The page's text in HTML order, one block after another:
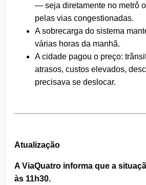
— seja diretamente no metrô
pelas vias congestionadas.
A sobrecarga do sistema
várias horas da manhã.
A cidade pagou o preço:
atrasos, custos elevados,
precisava se deslocar.
Atualização
A ViaQuatro informa que a
às 11h30.